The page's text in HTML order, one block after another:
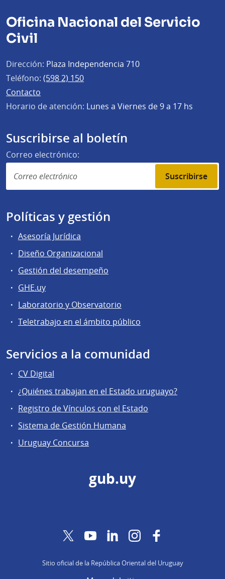
Oficina Nacional del Servicio
Civil
Dirección: Plaza Independencia 710
Teléfono: (598 2) 150
Contacto
Horario de atención: Lunes a Viernes de 9 a 17 hs
Suscribirse al boletín
Correo electrónico:
Suscribirse
Políticas y gestión
Asesoría Jurídica
Diseño Organizacional
Gestión del desempeño
GHE.uy
Laboratorio y Observatorio
Teletrabajo en el ámbito público
Servicios a la comunidad
CV Digital
¿Quiénes trabajan en el Estado uruguayo?
Registro de Vínculos con el Estado
Sistema de Gestión Humana
Uruguay Concursa
gub.uy
TwitterYouTubeLinkedInInstagram
Sitio oficial de la República Oriental del Uruguay